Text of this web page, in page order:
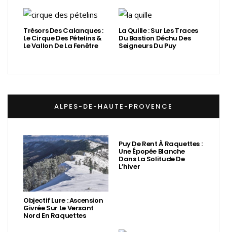
Trésors Des Calanques :
Le Cirque Des Pételins &
Le Vallon De La Fenêtre
La Quille : Sur Les Traces
Du Bastion Déchu Des
Seigneurs Du Puy
ALPES-DE-HAUTE-PROVENCE
Objectif Lure : Ascension
Givrée Sur Le Versant
Nord En Raquettes
Puy De Rent À Raquettes :
Une Épopée Blanche
Dans La Solitude De
L’hiver